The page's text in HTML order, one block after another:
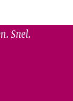
Snel.